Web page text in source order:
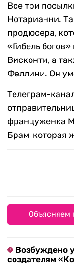
Все три
Нотарианни.
продюсера,
«Гибель
Висконти, а
Феллини. Он
Телеграм-
француженка
Брам, которая
Объясняем
Возбуждено
создателям